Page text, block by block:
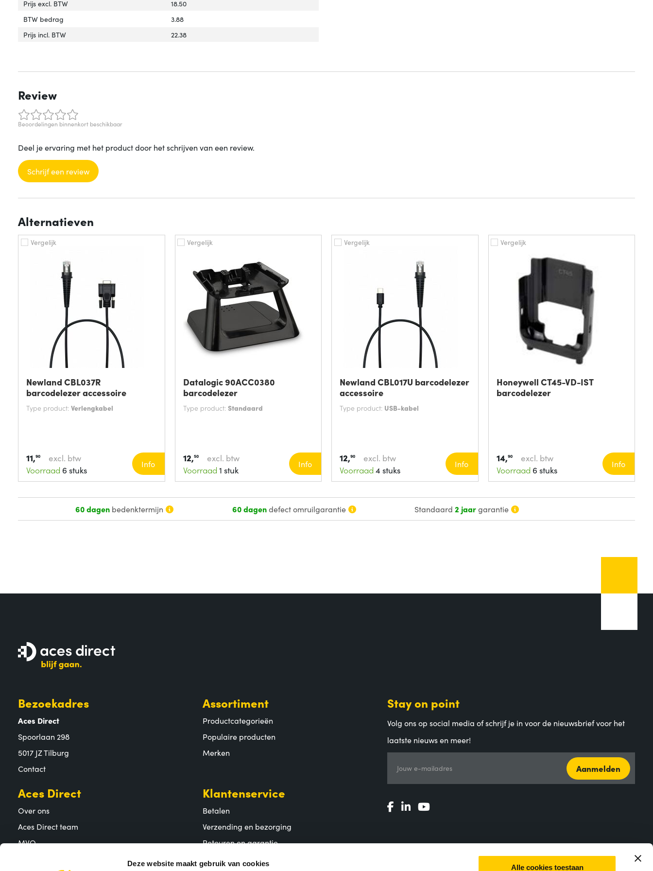
Deze website maakt gebruik van cookies Alle cookies toestaan
Prijs excl. BTW
18.50
BTW bedrag
3.88
Prijs incl. BTW
22.38
Review
Beoordelingen binnenkort beschikbaar
Deel je ervaring met het product door het schrijven van een review.
Schrijf een review
Alternatieven
Vergelijk
Newland CBL037R
barcodelezer accessoire
Type product: Verlengkabel
11,90
excl. btw
Voorraad 6 stuks
Info
Vergelijk
Datalogic 90ACC0380
barcodelezer
Type product: Standaard
12,50
excl. btw
Voorraad 1 stuk
Info
Vergelijk
Newland CBL017U barcodelezer
accessoire
Type product: USB-kabel
12,90
excl. btw
Voorraad 4 stuks
Info
Vergelijk
Honeywell CT45-VD-IST
barcodelezer
14,90
excl. btw
Voorraad 6 stuks
Info
60 dagenbedenktermijn 60 dagendefect omruilgarantie Standaard2 jaargarantie
Bezoekadres
Aces Direct
Spoorlaan 298
5017 JZ Tilburg
Contact
Assortiment
Productcategorieën
Populaire producten
Merken
Aces Direct
Over ons
Aces Direct team
MVO
Klantenservice
Betalen
Verzending en bezorging
Retouren en garantie
Veelgestelde vragen
Stay on point
Volg ons op social media of schrijf je in voor de nieuwsbrief voor het
laatste nieuws en meer!
Jouw e-mailadres Aanmelden